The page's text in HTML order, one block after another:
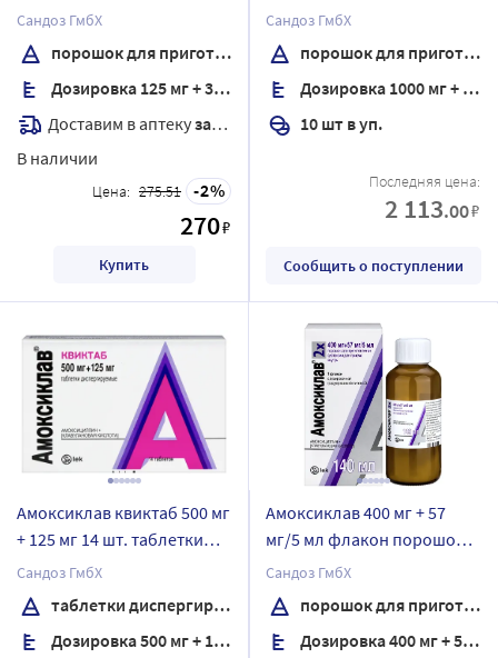
для приготовления
суспензии для приема
внутрь 7,88 гр
комплектность шприц-
дозатор
Сандоз ГмбХ
порошок для приготовления суспензии для приема внутрь
Дозировка 125 мг + 31,25 мг/5 мл
Доставим в аптекузавтра
В наличии
Цена: 275.51 2
270₽
Купить
для приготовления
раствора для
внутривенного введения
Сандоз ГмбХ
порошок для приготовления раствора
Дозировка 1000 мг + 200 мг
10 шт в уп.
Последняя цена:
2 113.00₽
Сообщить о поступлении
Амоксиклав квиктаб 500 мг
+ 125 мг 14 шт. таблетки
диспергируемые
Сандоз ГмбХ
таблетки диспергируемые
Дозировка 500 мг + 125 мг
Амоксиклав 400 мг + 57
мг/5 мл флакон порошок
для приготовления
суспензии для приема
внутрь 22 гр
комплектность пипетка
Сандоз ГмбХ
порошок для приготовления суспензии для приема внутрь
Дозировка 400 мг + 57 мг/5 мл